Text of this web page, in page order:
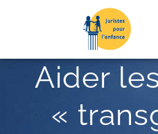
Aider
«